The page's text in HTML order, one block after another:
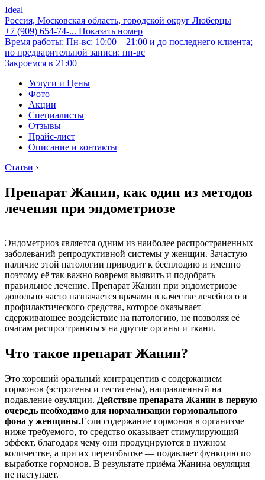
Ideal
Россия, Московская область, городской округ Люберцы
+7 (909) 654-74-... Показать номер
Время работы: Пн-вс: 10:00—21:00 и до последнего клиента;
по предварительной записи: пн-вс
Закроемся в 21:00
Услуги и Цены
Фото
Акции
Специалисты
Отзывы
Прайс-лист
Описание и контакты
Статьи ›
Препарат Жанин, как один из методов
лечения при эндометриозе
Эндометриоз является одним из наиболее распространенных
заболеваний репродуктивной системы у женщин. Зачастую
наличие этой патологии приводит к бесплодию и именно
поэтому её так важно вовремя выявить и подобрать
правильное лечение. Препарат Жанин при эндометриозе
довольно часто назначается врачами в качестве лечебного и
профилактического средства, которое оказывает
сдерживающее воздействие на патологию, не позволяя её
очагам распространяться на другие органы и ткани.
Что такое препарат Жанин?
Это хороший оральный контрацептив с содержанием
гормонов (эстрогены и гестагены), направленный на
подавление овуляции. Действие препарата Жанин в первую
очередь необходимо для нормализации гормонального
фона у женщины.Если содержание гормонов в организме
ниже требуемого, то средство оказывает стимулирующий
эффект, благодаря чему они продуцируются в нужном
количестве, а при их переизбытке — подавляет функцию по
выработке гормонов. В результате приёма Жанина овуляция
не наступает.